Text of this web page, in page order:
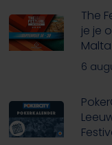
The
je je
Malta
6